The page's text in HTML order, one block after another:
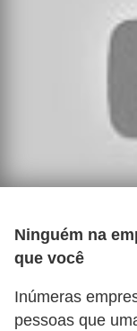
Ninguém na
que você
Inúmeras
pessoas que
o